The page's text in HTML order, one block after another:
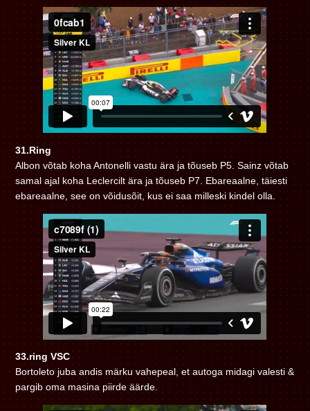
31.Ring
Albon võtab koha Antonelli vastu ära ja tõuseb P5. Sainz võtab
samal ajal koha Leclercilt ära ja tõuseb P7. Ebareaalne, täiesti
ebareaalne, see on võidusõit, kus ei saa milleski kindel olla.
33.ring VSC
Bortoleto juba andis märku vahepeal, et autoga midagi valesti &
pargib oma masina piirde äärde.